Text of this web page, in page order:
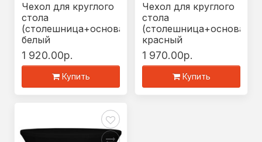
Чехол для круглого
стола
(столешница+основание)
белый
1 920.00р.
Купить
Чехол для круглого
стола
красный
1 970.00р.
Купить